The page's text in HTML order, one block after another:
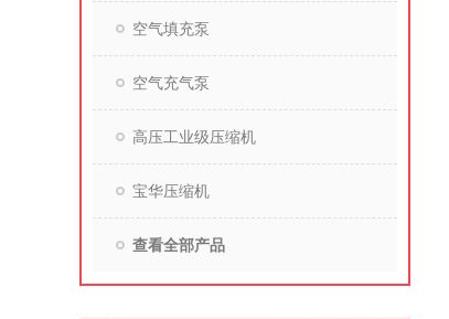
空气填充泵
空气充气泵
高压工业级压缩机
宝华压缩机
查看全部产品